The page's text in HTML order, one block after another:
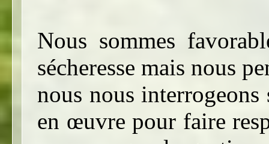
Nous sommes
sécheresse mais nous
nous nous
en œuvre pour faire